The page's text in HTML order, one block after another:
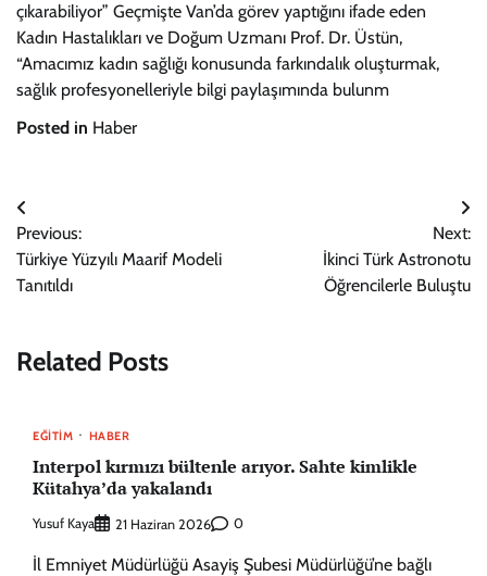
çıkarabiliyor” Geçmişte Van’da görev yaptığını ifade eden
Kadın Hastalıkları ve Doğum Uzmanı Prof. Dr. Üstün,
“Amacımız kadın sağlığı konusunda farkındalık oluşturmak,
sağlık profesyonelleriyle bilgi paylaşımında bulunm
Posted in Haber
Yazı
gezinmesi
Previous:
Türkiye Yüzyılı Maarif Modeli
Tanıtıldı
Next:
İkinci Türk Astronotu
Öğrencilerle Buluştu
Related Posts
EĞITIM HABER
Interpol kırmızı bültenle arıyor. Sahte kimlikle
Kütahya’da yakalandı
Yusuf Kaya 21 Haziran 2026 0
İl Emniyet Müdürlüğü Asayiş Şubesi Müdürlüğü’ne bağlı